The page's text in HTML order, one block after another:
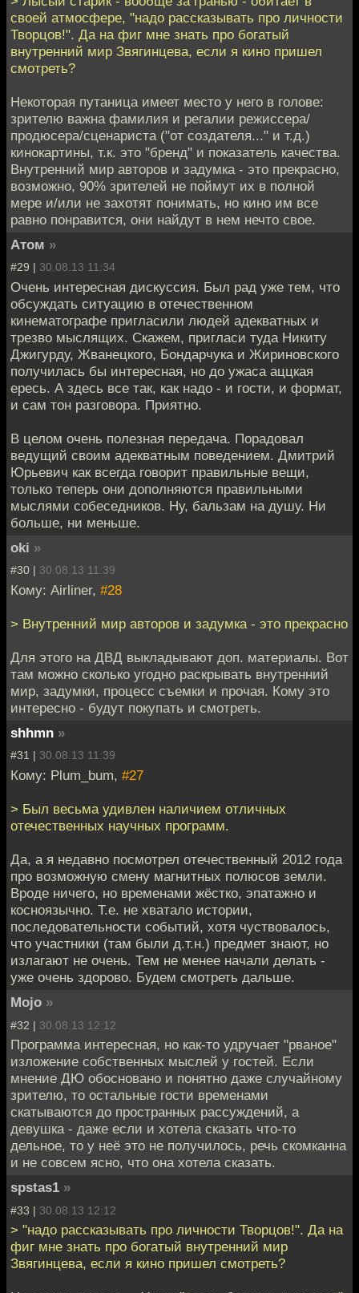
своей атмосфере, "надо рассказывать про личности
Творцов!". Да на фиг мне знать про богатый
внутренний мир Звягинцева, если я кино пришел
смотреть?
Некоторая путаница имеет место у него в голове:
зрителю важна фамилия и регалии режиссера/
продюсера/сценариста ("от создателя..." и т.д.)
кинокартины, т.к. это "бренд" и показатель качества.
Внутренний мир авторов и задумка - это прекрасно,
возможно, 90% зрителей не поймут их в полной
мере и/или не захотят понимать, но кино им все
равно понравится, они найдут в нем нечто свое.
Атом »
#29 | 30.08.13 11:34
Очень интересная дискуссия. Был рад уже тем, что
обсуждать ситуацию в отечественном
кинематографе пригласили людей адекватных и
трезво мыслящих. Скажем, пригласи туда Никиту
Джигурду, Жванецкого, Бондарчука и Жириновского
получилась бы интересная, но до ужаса аццкая
ересь. А здесь все так, как надо - и гости, и формат,
и сам тон разговора. Приятно.
В целом очень полезная передача. Порадовал
ведущий своим адекватным поведением. Дмитрий
Юрьевич как всегда говорит правильные вещи,
только теперь они дополняются правильными
мыслями собеседников. Ну, бальзам на душу. Ни
больше, ни меньше.
oki »
#30 | 30.08.13 11:39
Кому: Airliner, #28
> Внутренний мир авторов и задумка - это прекрасно
Для этого на ДВД выкладывают доп. материалы. Вот
там можно сколько угодно раскрывать внутренний
мир, задумки, процесс съемки и прочая. Кому это
интересно - будут покупать и смотреть.
shhmn »
#31 | 30.08.13 11:39
Кому: Plum_bum, #27
> Был весьма удивлен наличием отличных
отечественных научных программ.
Да, а я недавно посмотрел отечественный 2012 года
про возможную смену магнитных полюсов земли.
Вроде ничего, но временами жёстко, эпатажно и
косноязычно. Т.е. не хватало истории,
последовательности событий, хотя чуствовалось,
что участники (там были д.т.н.) предмет знают, но
излагают не очень. Тем не менее начали делать -
уже очень здорово. Будем смотреть дальше.
Mojo »
#32 | 30.08.13 12:12
Программа интересная, но как-то удручает "рваное"
изложение собственных мыслей у гостей. Если
мнение ДЮ обосновано и понятно даже случайному
зрителю, то остальные гости временами
скатываются до пространных рассуждений, а
девушка - даже если и хотела сказать что-то
дельное, то у неё это не получилось, речь скомканна
и не совсем ясно, что она хотела сказать.
spstas1 »
#33 | 30.08.13 12:12
> "надо рассказывать про личности Творцов!". Да на
фиг мне знать про богатый внутренний мир
Звягинцева, если я кино пришел смотреть?